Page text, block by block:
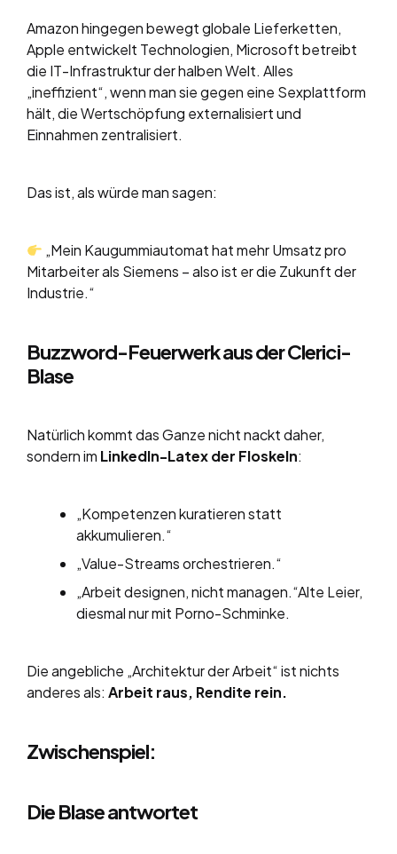
Amazon hingegen bewegt globale Lieferketten,
Apple entwickelt Technologien, Microsoft betreibt
die IT-Infrastruktur der halben Welt. Alles
„ineffizient“, wenn man sie gegen eine Sexplattform
hält, die Wertschöpfung externalisiert und
Einnahmen zentralisiert.
Das ist, als würde man sagen:
„Mein Kaugummiautomat hat mehr Umsatz pro
Mitarbeiter als Siemens – also ist er die Zukunft der
Industrie.“
Buzzword-Feuerwerk aus der Clerici-
Blase
Natürlich kommt das Ganze nicht nackt daher,
sondern im LinkedIn-Latex der Floskeln:
„Kompetenzen kuratieren statt
akkumulieren.“
„Value-Streams orchestrieren.“
„Arbeit designen, nicht managen.“Alte Leier,
diesmal nur mit Porno-Schminke.
Die angebliche „Architektur der Arbeit“ ist nichts
anderes als: Arbeit raus, Rendite rein.
Zwischenspiel:
Die Blase antwortet